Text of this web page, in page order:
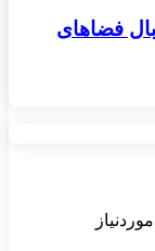
فضاهای